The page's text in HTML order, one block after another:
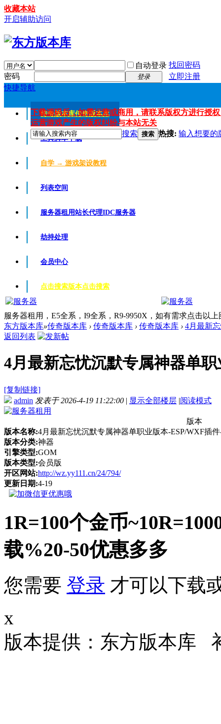
收藏本站
开启辅助访问
自动登录 找回密码
密码
登录
立即注册
快捷导航
传奇版本库传奇版本库
工具脚本下载
自学 → 游戏架设教程
列表空间
服务器租用站长代理IDC服务器
劫持处理
会员中心
点击搜索版本点击搜索
下载源码后，如需运营或商用，请联系版权方进行授
运营游戏产生的版权纠纷与本站无关
搜索 搜索 热搜: 输入想要的
服务器租用，E5全系，I9全系，R9-9950X，如有需求点击以
东方版本库»传奇版本库 › 传奇版本库 › 传奇版本库 › 4月最新
返回列表
4月最新忘忧沉默专属神器单
[复制链接]
admin 发表于 2026-4-19 11:22:00 | 显示全部楼层 |阅读模式
版本
版本名称:4月最新忘忧沉默专属神器单职业版本-ESP/WXF插
版本分类:神器
引擎类型:GOM
版本类型:会员版
开区网站:http://wz.yy111.cn/24/794/
更新日期:4-19
1R=100个金币
载%20-50优惠多多
您需要 登录 才可以下载
x
版本提供：东方版本库